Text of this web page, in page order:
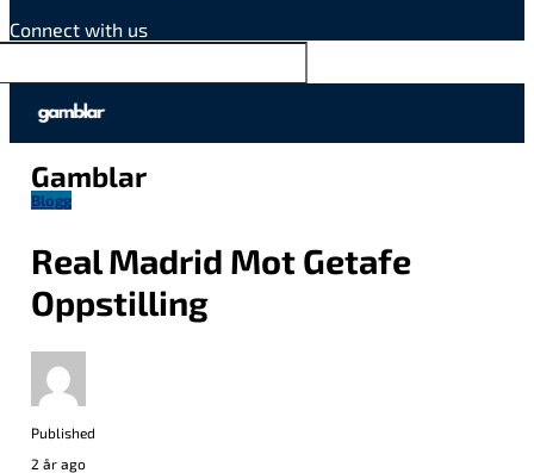
Connect with us
Gamblar
Blogg
Real Madrid Mot Getafe
Oppstilling
Published
2 år ago